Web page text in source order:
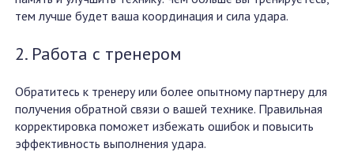
тем лучше будет ваша координация и сила удара.
2. Работа с тренером
Обратитесь к тренеру или более опытному партнеру для
получения обратной связи о вашей технике. Правильная
корректировка поможет избежать ошибок и повысить
эффективность выполнения удара.